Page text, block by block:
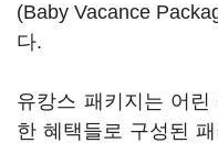
(Baby Vacance
다.
유캉스 패키지는 어
한 혜택들로 구성된